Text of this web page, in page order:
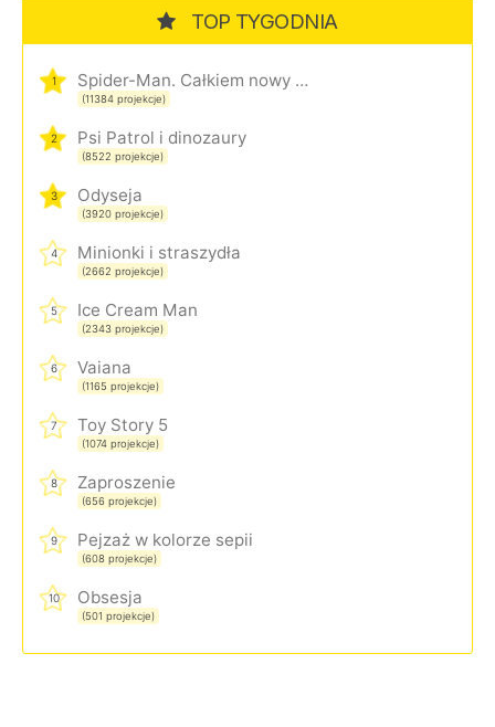
TOP TYGODNIA
1 Spider-Man. Całkiem nowy dzień
(11384 projekcje)
2 Psi Patrol i dinozaury
(8522 projekcje)
3 Odyseja
(3920 projekcje)
4 Minionki i straszydła
(2662 projekcje)
5 Ice Cream Man
(2343 projekcje)
6 Vaiana
(1165 projekcje)
7 Toy Story 5
(1074 projekcje)
8 Zaproszenie
(656 projekcje)
9 Pejzaż w kolorze sepii
(608 projekcje)
10 Obsesja
(501 projekcje)